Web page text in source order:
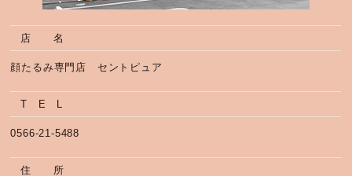
店 名
顔たるみ専門店 セントピュア
T E L
0566-21-5488
住 所